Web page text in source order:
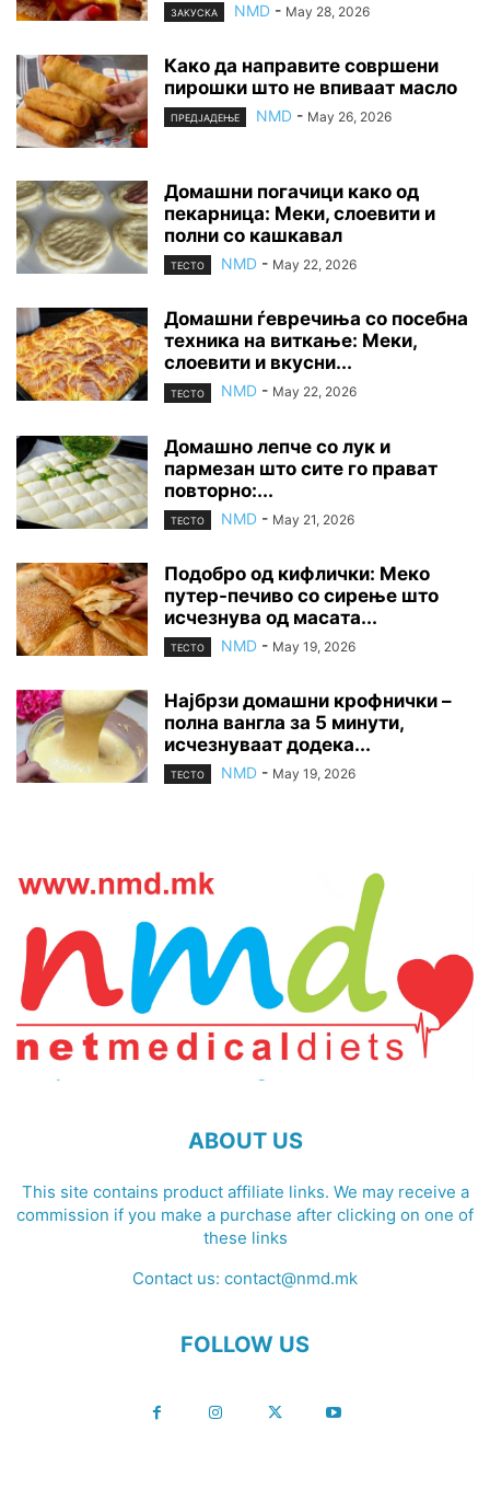
ЗАКУСКА NMD - May 28, 2026
Како да направите совршени
пирошки што не впиваат масло
ПРЕДЈАДЕЊЕ NMD - May 26, 2026
Домашни погачици како од
пекарница: Меки, слоевити и
полни со кашкавал
ТЕСТО NMD - May 22, 2026
Домашни ѓевречиња со посебна
техника на виткање: Меки,
слоевити и вкусни...
ТЕСТО NMD - May 22, 2026
Домашно лепче со лук и
пармезан што сите го прават
повторно:...
ТЕСТО NMD - May 21, 2026
Подобро од кифлички: Меко
путер-печиво со сирење што
исчезнува од масата...
ТЕСТО NMD - May 19, 2026
Најбрзи домашни крофнички –
полна вангла за 5 минути,
исчезнуваат додека...
ТЕСТО NMD - May 19, 2026
ABOUT US
This site contains product affiliate links. We may receive a
commission if you make a purchase after clicking on one of
these links
Contact us: contact@nmd.mk
FOLLOW US